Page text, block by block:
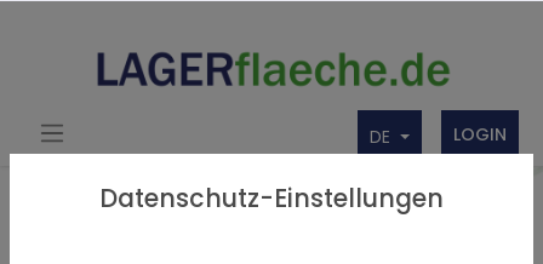
DE LOGIN
Datenschutz-Einstellungen